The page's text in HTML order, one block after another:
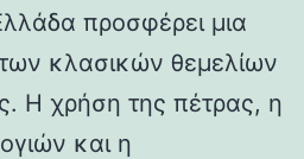
προσφέρει μια
κλασικών θεμελίων
Η χρήση της πέτρας, η
και η